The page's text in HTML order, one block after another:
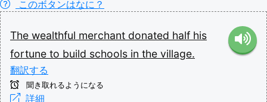
このボタンはなに？
The wealthful merchant donated half his
fortune to build schools in the village.
翻訳する
聞き取れるようになる
詳細